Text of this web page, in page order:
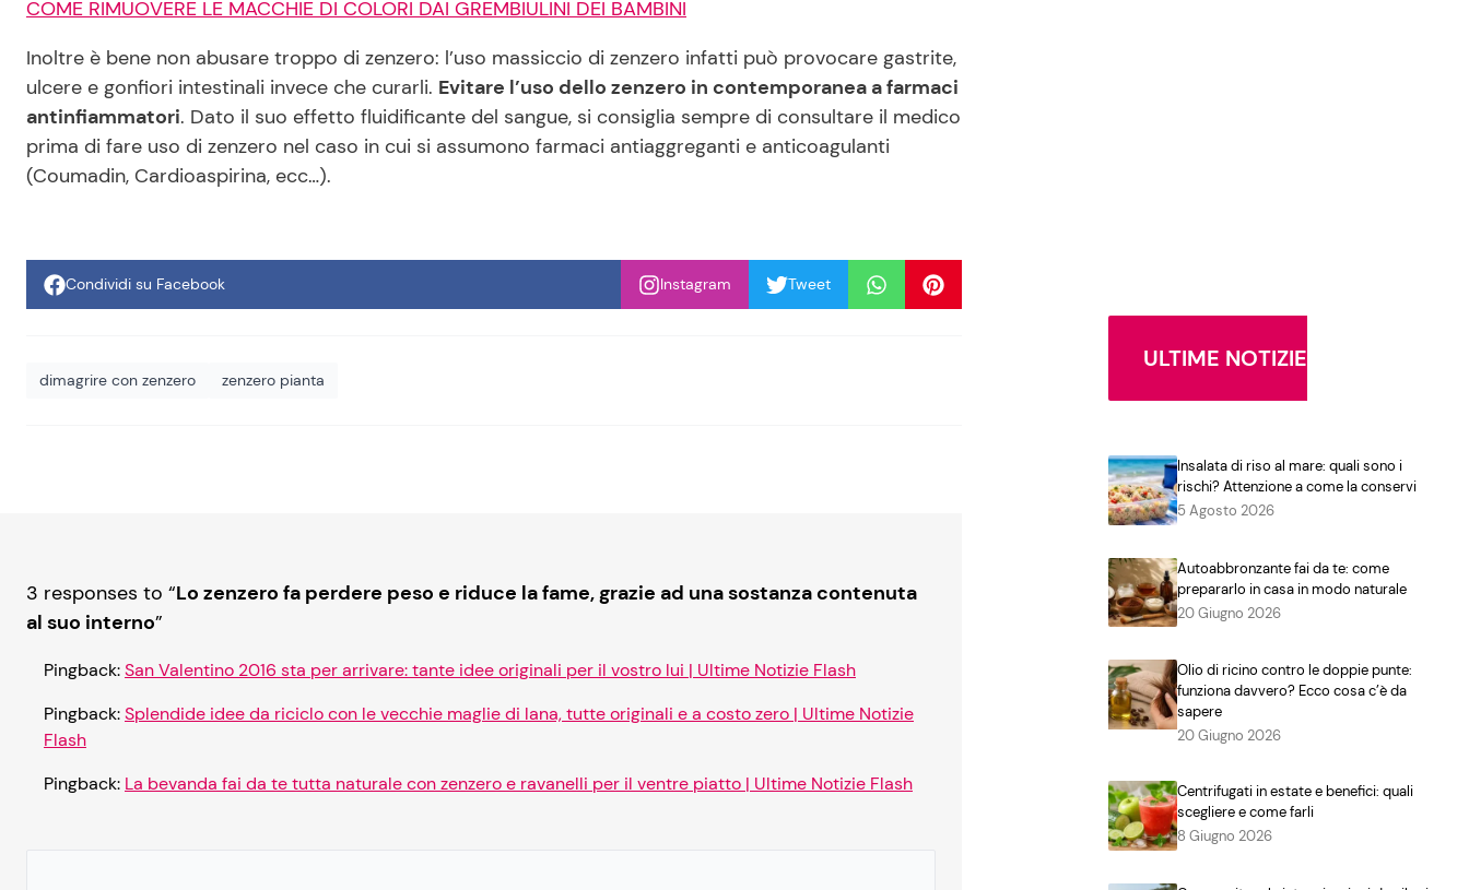
COME RIMUOVERE LE MACCHIE DI COLORI DAI GREMBIULINI DEI BAMBINI
Inoltre è bene non abusare troppo di zenzero: l’uso massiccio di zenzero infatti può provocare gastrite,
ulcere e gonfiori intestinali invece che curarli. Evitare l’uso dello zenzero in contemporanea a farmaci
antinfiammatori. Dato il suo effetto fluidificante del sangue, si consiglia sempre di consultare il medico
prima di fare uso di zenzero nel caso in cui si assumono farmaci antiaggreganti e anticoagulanti
(Coumadin, Cardioaspirina, ecc…).
Condividi su Facebook Instagram Tweet
dimagrire con zenzero zenzero pianta
3 responses to “Lo zenzero fa perdere peso e riduce la fame, grazie ad una sostanza contenuta
al suo interno”
Pingback:San Valentino 2016 sta per arrivare: tante idee originali per il vostro lui | Ultime Notizie Flash
Pingback:Splendide idee da riciclo con le vecchie maglie di lana, tutte originali e a costo zero | Ultime Notizie
Flash
Pingback: La bevanda fai da te tutta naturale con zenzero e ravanelli per il ventre piatto | Ultime Notizie Flash
ULTIME NOTIZIE
Insalata di riso al mare: quali sono i
rischi? Attenzione a come la conservi
5 Agosto 2026
Autoabbronzante fai da te: come
prepararlo in casa in modo naturale
20 Giugno 2026
Olio di ricino contro le doppie punte:
funziona davvero? Ecco cosa c’è da
sapere
20 Giugno 2026
Centrifugati in estate e benefici: quali
scegliere e come farli
8 Giugno 2026